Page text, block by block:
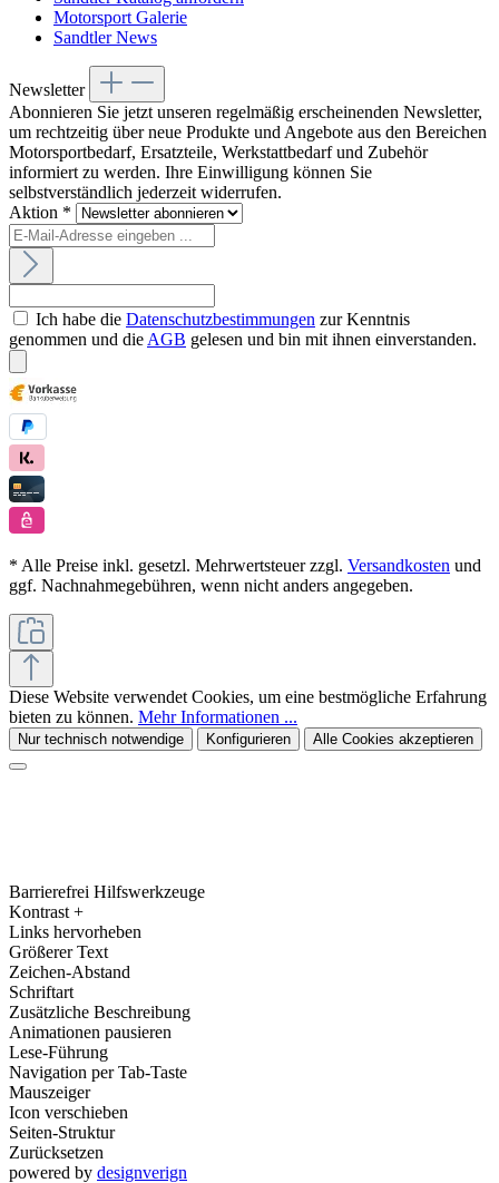
Motorsport Galerie
Sandtler News
Newsletter
Abonnieren Sie jetzt unseren regelmäßig erscheinenden Newsletter,
um rechtzeitig über neue Produkte und Angebote aus den Bereichen
Motorsportbedarf, Ersatzteile, Werkstattbedarf und Zubehör
informiert zu werden. Ihre Einwilligung können Sie
selbstverständlich jederzeit widerrufen.
Aktion *
Ich habe die Datenschutzbestimmungen zur Kenntnis
genommen und die AGB gelesen und bin mit ihnen einverstanden.
* Alle Preise inkl. gesetzl. Mehrwertsteuer zzgl. Versandkosten und
ggf. Nachnahmegebühren, wenn nicht anders angegeben.
Diese Website verwendet Cookies, um eine bestmögliche Erfahrung
bieten zu können. Mehr Informationen ...
Nur technisch notwendige Konfigurieren Alle Cookies akzeptieren
Barrierefrei Hilfswerkzeuge
Kontrast +
Links hervorheben
Größerer Text
Zeichen-Abstand
Schriftart
Zusätzliche Beschreibung
Animationen pausieren
Lese-Führung
Navigation per Tab-Taste
Mauszeiger
Icon verschieben
Seiten-Struktur
Zurücksetzen
powered by designverign